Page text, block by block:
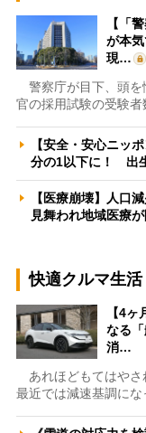
【「
が本
現…
警察庁が目下、頭を
官の採用試験の受験
【安全・安心ニッ
分の1以下に！ 出
【医療崩壊】人口
見舞われ地域医療
快適クルマ生
【4
なる
消…
あれほどもてはやさ
最近では減速基調に